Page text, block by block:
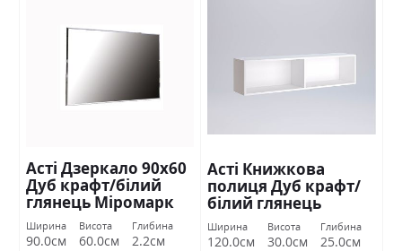
Асті Дзеркало 90х60
Дуб крафт/білий
глянець Міромарк
Ширина
90.0см
Висота
60.0см
Глибина
2.2см
Асті Книжкова
полиця Дуб крафт/
білий глянець
Міромарк
Ширина
120.0см
Висота
30.0см
Глибина
25.0см